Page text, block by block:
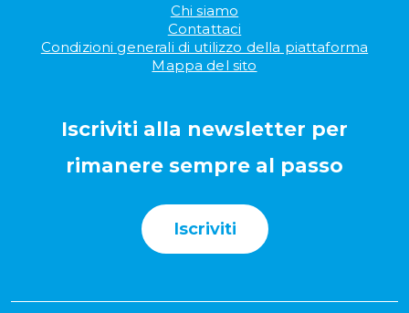
Chi siamo
Contattaci
Condizioni generali di utilizzo della piattaforma
Mappa del sito
Iscriviti alla newsletter per
rimanere sempre al passo
Iscriviti